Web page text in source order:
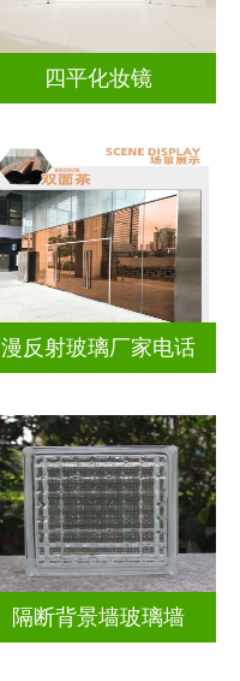
四平化妆镜
漫反射玻璃厂家电话
隔断背景墙玻璃墙